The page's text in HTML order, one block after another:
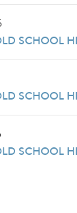
SCHOOL
SCHOOL
SCHOOL